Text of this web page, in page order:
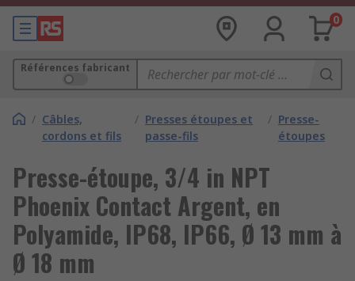
0
Références fabricant
/ Câbles,
cordons et fils
/ Presses étoupes et
passe-fils
/ Presse-
étoupes
Presse-étoupe, 3/4 in NPT
Phoenix Contact Argent, en
Polyamide, IP68, IP66, Ø 13 mm à
Ø 18 mm